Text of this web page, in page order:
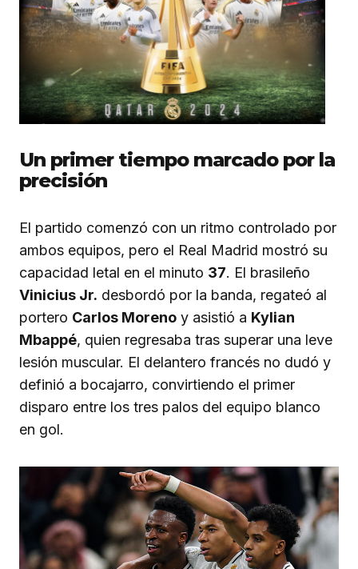
Un primer tiempo marcado por la
precisión
El partido comenzó con un ritmo controlado por
ambos equipos, pero el Real Madrid mostró su
capacidad letal en el minuto 37. El brasileño
Vinicius Jr. desbordó por la banda, regateó al
portero Carlos Moreno y asistió a Kylian
Mbappé, quien regresaba tras superar una leve
lesión muscular. El delantero francés no dudó y
definió a bocajarro, convirtiendo el primer
disparo entre los tres palos del equipo blanco
en gol.